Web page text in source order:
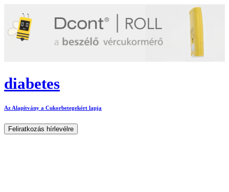
diabetes
Az Alapítvány a Cukorbetegekért lapja